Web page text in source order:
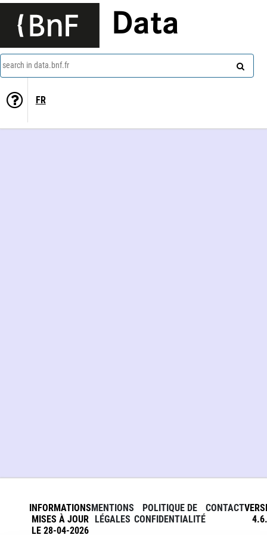
Data
search in data.bnf.fr
FR
INFORMATIONS
MISES À JOUR
LE 28-04-2026
MENTIONS
LÉGALES
POLITIQUE DE
CONFIDENTIALITÉ
CONTACT